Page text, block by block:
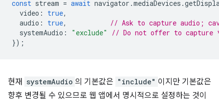
const stream = await navigator .mediaDevices .
video : true,
audio : true,
// Ask to capture audio;
systemAudio : "exclude"
// Do not offer to capture
});
현재 systemAudio 의 기본값은 "include" 이지만 기본값은
향후 변경될 수 있으므로 웹 앱에서 명시적으로 설정하는 것이